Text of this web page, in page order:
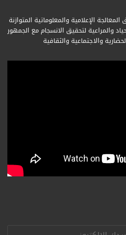
الإعلامية والمعلوماتية المتوازنة
والمراعية لتحقيق الانسجام مع الجمهور
والاجتماعية والثقافية